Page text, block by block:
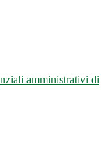
amministrativi di